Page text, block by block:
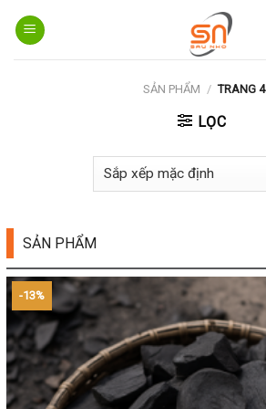
content
SẢN PHẨM / TRANG 4
LỌC
SẢN PHẨM
-13%